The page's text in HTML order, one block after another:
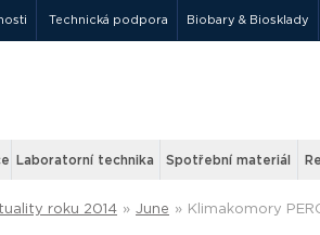
Technická podpora Biobary & Biosklady
Laboratorní technika Spotřební materiál
roku 2014 » June » Klimakomory